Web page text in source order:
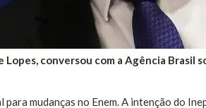
conversou com a Agência Brasil
para mudanças no Enem. A intenção do